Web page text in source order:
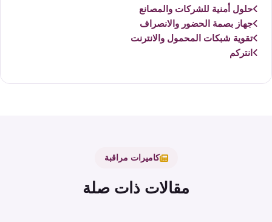
حلول أمنية للشركات والمصانع
جهاز بصمة الحضور والانصراف
تقوية شبكات المحمول والانترنت
انتركم
كاميرات مراقبة
مقالات ذات صلة